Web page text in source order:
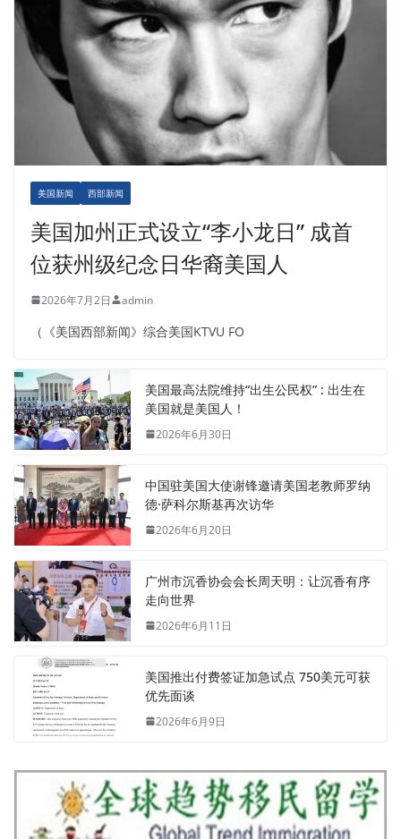
美国新闻 西部新闻
美国加州正式设立“李小龙日” 成首
位获州级纪念日华裔美国人
2026年7月2日 admin
（《美国西部新闻》综合美国KTVU FO
美国最高法院维持“出生公民权” : 出生在
美国就是美国人！
2026年6月30日
中国驻美国大使谢锋邀请美国老教师罗纳
德·萨科尔斯基再次访华
2026年6月20日
广州市沉香协会会长周天明：让沉香有序
走向世界
2026年6月11日
美国推出付费签证加急试点 750美元可获
优先面谈
2026年6月9日